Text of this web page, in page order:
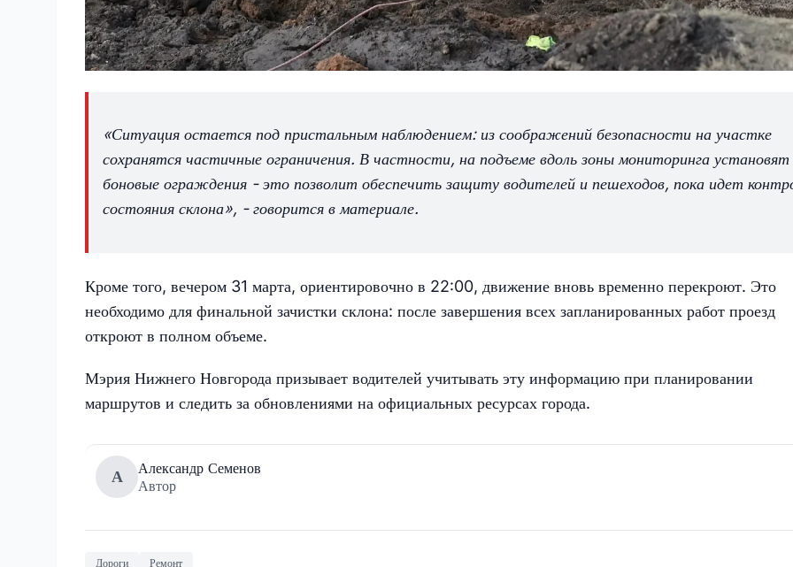
«Ситуация остается под пристальным наблюдением: из соображений безопасности на участке
сохранятся частичные ограничения. В частности, на подъеме вдоль зоны мониторинга установят
боновые ограждения - это позволит обеспечить защиту водителей и пешеходов, пока идет
состояния склона», - говорится в материале.
Кроме того, вечером 31 марта, ориентировочно в 22:00, движение вновь временно перекроют. Это
необходимо для финальной зачистки склона: после завершения всех запланированных работ проезд
откроют в полном объеме.
Мэрия Нижнего Новгорода призывает водителей учитывать эту информацию при планировании
маршрутов и следить за обновлениями на официальных ресурсах города.
А
Александр Семенов
Автор
Дороги Ремонт